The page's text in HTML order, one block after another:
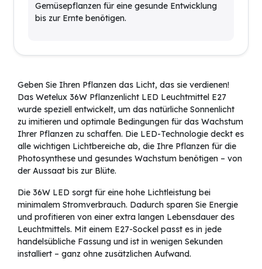
Gemüsepflanzen für eine gesunde Entwicklung
bis zur Ernte benötigen.
Geben Sie Ihren Pflanzen das Licht, das sie verdienen!
Das Wetelux 36W Pflanzenlicht LED Leuchtmittel E27
wurde speziell entwickelt, um das natürliche Sonnenlicht
zu imitieren und optimale Bedingungen für das Wachstum
Ihrer Pflanzen zu schaffen. Die LED-Technologie deckt es
alle wichtigen Lichtbereiche ab, die Ihre Pflanzen für die
Photosynthese und gesundes Wachstum benötigen – von
der Aussaat bis zur Blüte.
Die 36W LED sorgt für eine hohe Lichtleistung bei
minimalem Stromverbrauch. Dadurch sparen Sie Energie
und profitieren von einer extra langen Lebensdauer des
Leuchtmittels. Mit einem E27-Sockel passt es in jede
handelsübliche Fassung und ist in wenigen Sekunden
installiert – ganz ohne zusätzlichen Aufwand.